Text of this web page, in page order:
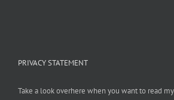
PRIVACY STATEMENT
Take a look overhere when you want to read